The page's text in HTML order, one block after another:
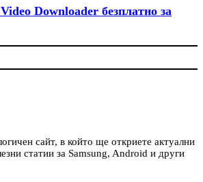
Downloader безплатно за
сайт, в който ще откриете актуални
статии за Samsung, Android и други